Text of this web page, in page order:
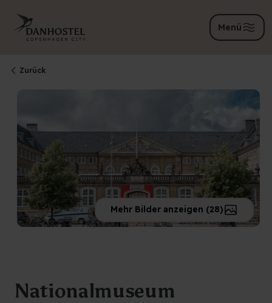
Menü
Zurück
Mehr Bilder anzeigen (28)
Nationalmuseum